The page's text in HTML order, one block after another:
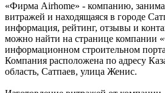
«Фирма Airhome» - компанию,
витражей и находящаяся в городе
информация, рейтинг, отзывы и
можно найти на странице компании
информационном строительном
Компания расположена по адресу
область, Сатпаев, улица Женис.